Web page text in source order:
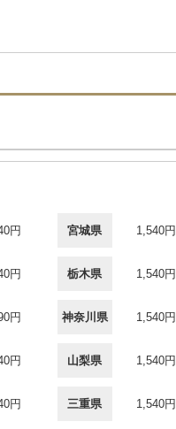
円 宮城県 1,540円
円 栃木県 1,540円
円 神奈川県 1,540円
円 山梨県 1,540円
円 三重県 1,540円